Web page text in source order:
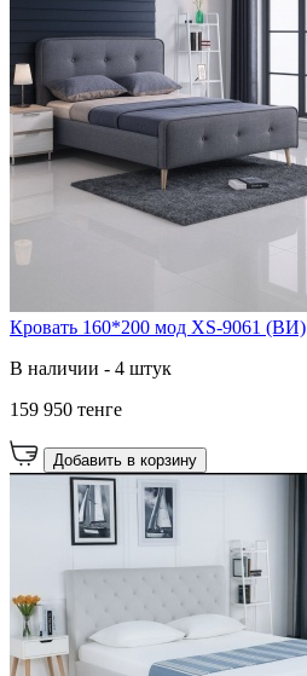
Кровать 160*200 мод XS-9061 (ВИ)
В наличии - 4 штук
159 950 тенге
Добавить в корзину